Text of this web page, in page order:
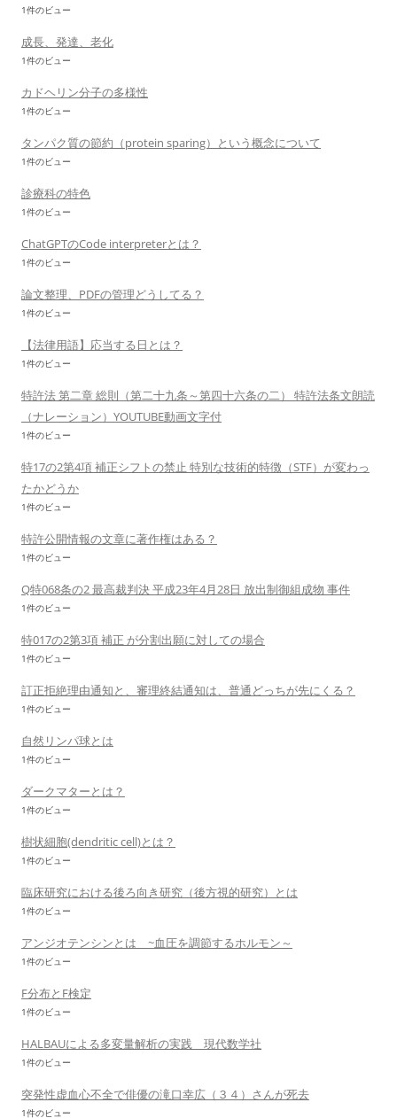
1件のビュー
成長、発達、老化
1件のビュー
カドヘリン分子の多様性
1件のビュー
タンパク質の節約（protein sparing）という概念について
1件のビュー
診療科の特色
1件のビュー
ChatGPTのCode interpreterとは？
1件のビュー
論文整理、PDFの管理どうしてる？
1件のビュー
【法律用語】応当する日とは？
1件のビュー
特許法 第二章 総則（第二十九条～第四十六条の二） 特許法条文朗読
（ナレーション）YOUTUBE動画文字付
1件のビュー
特17の2第4項 補正シフトの禁止 特別な技術的特徴（STF）が変わっ
たかどうか
1件のビュー
特許公開情報の文章に著作権はある？
1件のビュー
Q特068条の2 最高裁判決 平成23年4月28日 放出制御組成物 事件
1件のビュー
特017の2第3項 補正 が分割出願に対しての場合
1件のビュー
訂正拒絶理由通知と、審理終結通知は、普通どっちが先にくる？
1件のビュー
自然リンパ球とは
1件のビュー
ダークマターとは？
1件のビュー
樹状細胞(dendritic cell)とは？
1件のビュー
臨床研究における後ろ向き研究（後方視的研究）とは
1件のビュー
アンジオテンシンとは ~血圧を調節するホルモン～
1件のビュー
F分布とF検定
1件のビュー
HALBAUによる多変量解析の実践 現代数学社
1件のビュー
突発性虚血心不全で俳優の滝口幸広（３４）さんが死去
1件のビュー